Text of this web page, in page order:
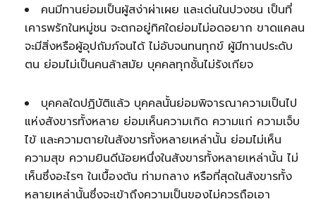
คนมีทานย่อมเป็นผู้สง่าผ่าเผย และเด่นในปวงชน เป็นที่
เคารพรักในหมู่ชน จะตกอยู่ทิศใดย่อมไม่อดอยาก ขาดแคลน
จะมีสิ่งหรือผู้อุปถัมภ์จนได้ ไม่อับจนทนทุกข์ ผู้มีทานประดับ
ตน ย่อมไม่เป็นคนล้าสมัย บุคคลทุกชั้นไม่รังเกียจ
บุคคลใดปฏิบัติแล้ว บุคคลนั้นย่อมพิจารณาความเป็นไป
แห่งสังขารทั้งหลาย ย่อมเห็นความเกิด ความแก่ ความเจ็บ
ไข้ และความตายในสังขารทั้งหลายเหล่านั้น ย่อมไม่เห็น
ความสุข ความยินดีน้อยหนึ่งในสังขารทั้งหลายเหล่านั้น ไม่
เห็นซึ่งอะไรๆ ในเบื้องต้น ท่ามกลาง หรือที่สุดในสังขารทั้ง
หลายเหล่านั้นซึ่งจะเข้าถึงความเป็นของไม่ควรถือเอา